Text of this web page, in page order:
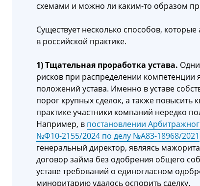
схемами и можно ли каким-то образом
Существует несколько способов,
в российской практике.
1) Тщательная проработка устава.
рисков при распределении компетенции
положений устава. Именно в уставе
порог крупных сделок, а также повысить
практике участники компаний нередко
Например, в постановлении
№Ф10-2155/2024 по делу №А83-18968/2021
генеральный директор, являясь
договор займа без одобрения общего
уставе требований о единогласном
миноритарию удалось оспорить сделку.